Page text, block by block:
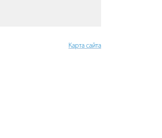
Карта сайта